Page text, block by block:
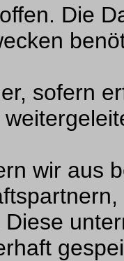
Die
sofern
wir aus